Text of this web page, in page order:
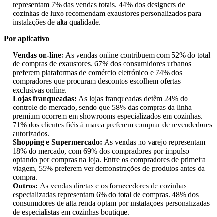
representam 7% das vendas totais. 44% dos designers de
cozinhas de luxo recomendam exaustores personalizados para
instalações de alta qualidade.
Por aplicativo
Vendas on-line: As vendas online contribuem com 52% do total
de compras de exaustores. 67% dos consumidores urbanos
preferem plataformas de comércio eletrónico e 74% dos
compradores que procuram descontos escolhem ofertas
exclusivas online.
Lojas franqueadas: As lojas franqueadas detêm 24% do
controle do mercado, sendo que 58% das compras da linha
premium ocorrem em showrooms especializados em cozinhas.
71% dos clientes fiéis à marca preferem comprar de revendedores
autorizados.
Shopping e Supermercado: As vendas no varejo representam
18% do mercado, com 69% dos compradores por impulso
optando por compras na loja. Entre os compradores de primeira
viagem, 55% preferem ver demonstrações de produtos antes da
compra.
Outros: As vendas diretas e os fornecedores de cozinhas
especializadas representam 6% do total de compras. 48% dos
consumidores de alta renda optam por instalações personalizadas
de especialistas em cozinhas boutique.